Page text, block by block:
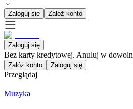
Zaloguj się Załóż konto
Zaloguj się
Bez karty kredytowej. Anuluj w
Załóż konto Zaloguj się
Przeglądaj
Muzyka